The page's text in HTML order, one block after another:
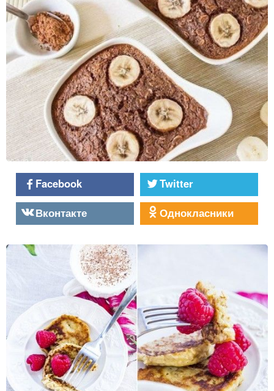
Facebook
Twitter
Вконтакте
Однокласники